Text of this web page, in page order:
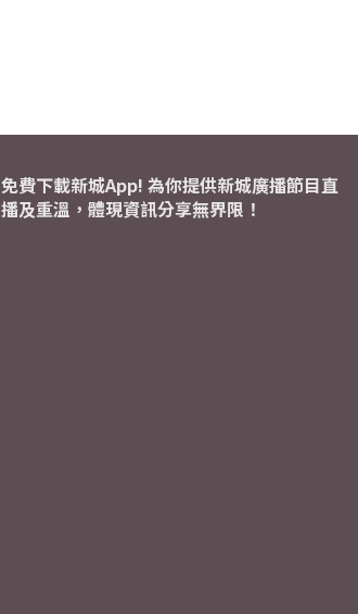
免費下載新城App! 為你提供新城廣播節目直
播及重溫，體現資訊分享無界限！